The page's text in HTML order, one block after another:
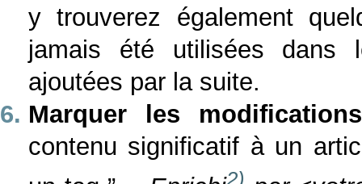
y trouverez également
jamais été utilisées dans
ajoutées par la suite.
Marquer les
contenu significatif à un
2)